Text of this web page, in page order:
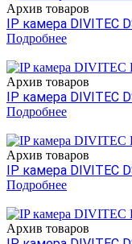
Архив товаров
IP камера DIVITEC
Подробнее
Архив товаров
IP камера DIVITEC
Подробнее
Архив товаров
IP камера DIVITEC
Подробнее
Архив товаров